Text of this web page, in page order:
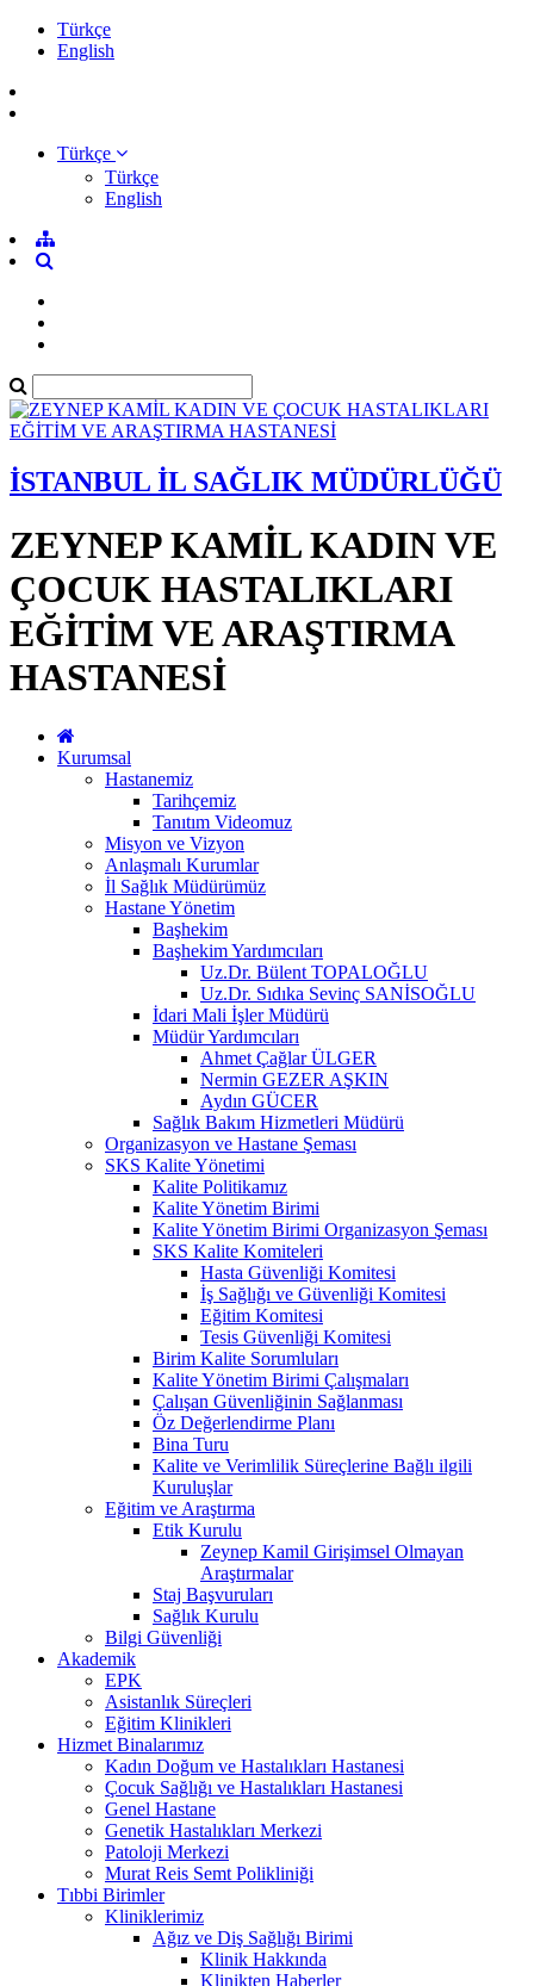
Türkçe
English
Türkçe
Türkçe
English
İSTANBUL İL SAĞLIK MÜDÜRLÜĞÜ
ZEYNEP KAMİL KADIN VE
ÇOCUK HASTALIKLARI
EĞİTİM VE ARAŞTIRMA
HASTANESİ
Kurumsal
Hastanemiz
Tarihçemiz
Tanıtım Videomuz
Misyon ve Vizyon
Anlaşmalı Kurumlar
İl Sağlık Müdürümüz
Hastane Yönetim
Başhekim
Başhekim Yardımcıları
Uz.Dr. Bülent TOPALOĞLU
Uz.Dr. Sıdıka Sevinç SANİSOĞLU
İdari Mali İşler Müdürü
Müdür Yardımcıları
Ahmet Çağlar ÜLGER
Nermin GEZER AŞKIN
Aydın GÜCER
Sağlık Bakım Hizmetleri Müdürü
Organizasyon ve Hastane Şeması
SKS Kalite Yönetimi
Kalite Politikamız
Kalite Yönetim Birimi
Kalite Yönetim Birimi Organizasyon Şeması
SKS Kalite Komiteleri
Hasta Güvenliği Komitesi
İş Sağlığı ve Güvenliği Komitesi
Eğitim Komitesi
Tesis Güvenliği Komitesi
Birim Kalite Sorumluları
Kalite Yönetim Birimi Çalışmaları
Çalışan Güvenliğinin Sağlanması
Öz Değerlendirme Planı
Bina Turu
Kalite ve Verimlilik Süreçlerine Bağlı ilgili
Kuruluşlar
Eğitim ve Araştırma
Etik Kurulu
Zeynep Kamil Girişimsel Olmayan
Araştırmalar
Staj Başvuruları
Sağlık Kurulu
Bilgi Güvenliği
Akademik
EPK
Asistanlık Süreçleri
Eğitim Klinikleri
Hizmet Binalarımız
Kadın Doğum ve Hastalıkları Hastanesi
Çocuk Sağlığı ve Hastalıkları Hastanesi
Genel Hastane
Genetik Hastalıkları Merkezi
Patoloji Merkezi
Murat Reis Semt Polikliniği
Tıbbi Birimler
Kliniklerimiz
Ağız ve Diş Sağlığı Birimi
Klinik Hakkında
Klinikten Haberler